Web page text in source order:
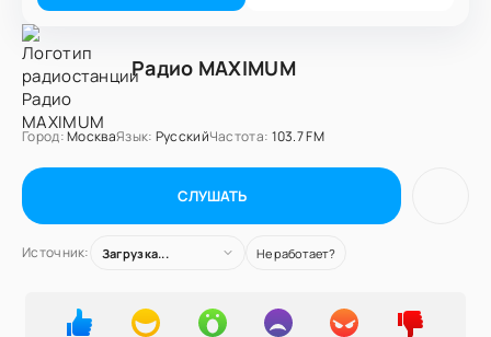
Радио MAXIMUM
Город:МоскваЯзык: РусскийЧастота: 103.7 FM
СЛУШАТЬ
Источник: Загрузка... Не работает?